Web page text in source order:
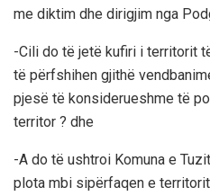
me diktim dhe dirigjim nga
-Cili do të jetë kufiri i territorit
të përfshihen gjithë
pjesë të konsiderueshme të
territor ? dhe
-A do të ushtroi Komuna e
plota mbi sipërfaqen e